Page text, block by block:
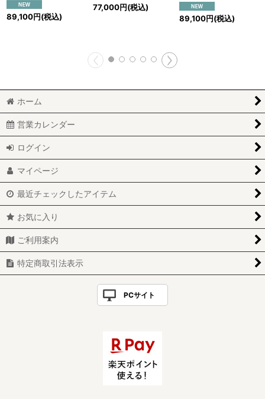
89,100円(税込)
77,000円(税込)
89,100円(税込)
ホーム
営業カレンダー
ログイン
マイページ
最近チェックしたアイテム
お気に入り
ご利用案内
特定商取引法表示
PCサイト